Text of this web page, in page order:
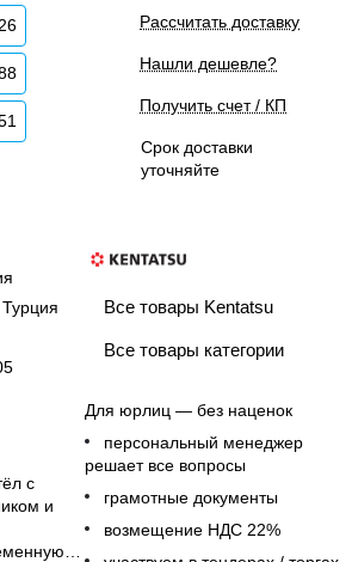
Турция
с
и
Рассчитать доставку
Нашли дешевле?
Получить счет / КП
Срок доставки
уточняйте
Все товары Kentatsu
Все товары категории
Для юрлиц — без наценок
персональный менеджер
решает все вопросы
грамотные документы
возмещение НДС 22%